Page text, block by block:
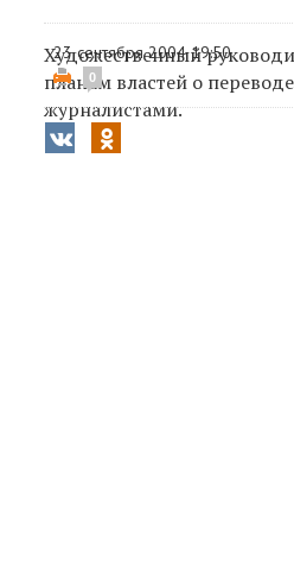
23 сентября 2004 19:50
0
Художественный
планам властей о
журналистами.